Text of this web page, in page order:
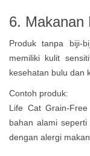
6. Makanan
Produk tanpa biji-
memiliki kulit
kesehatan bulu dan
Contoh produk:
Life Cat Grain-
bahan alami
dengan alergi